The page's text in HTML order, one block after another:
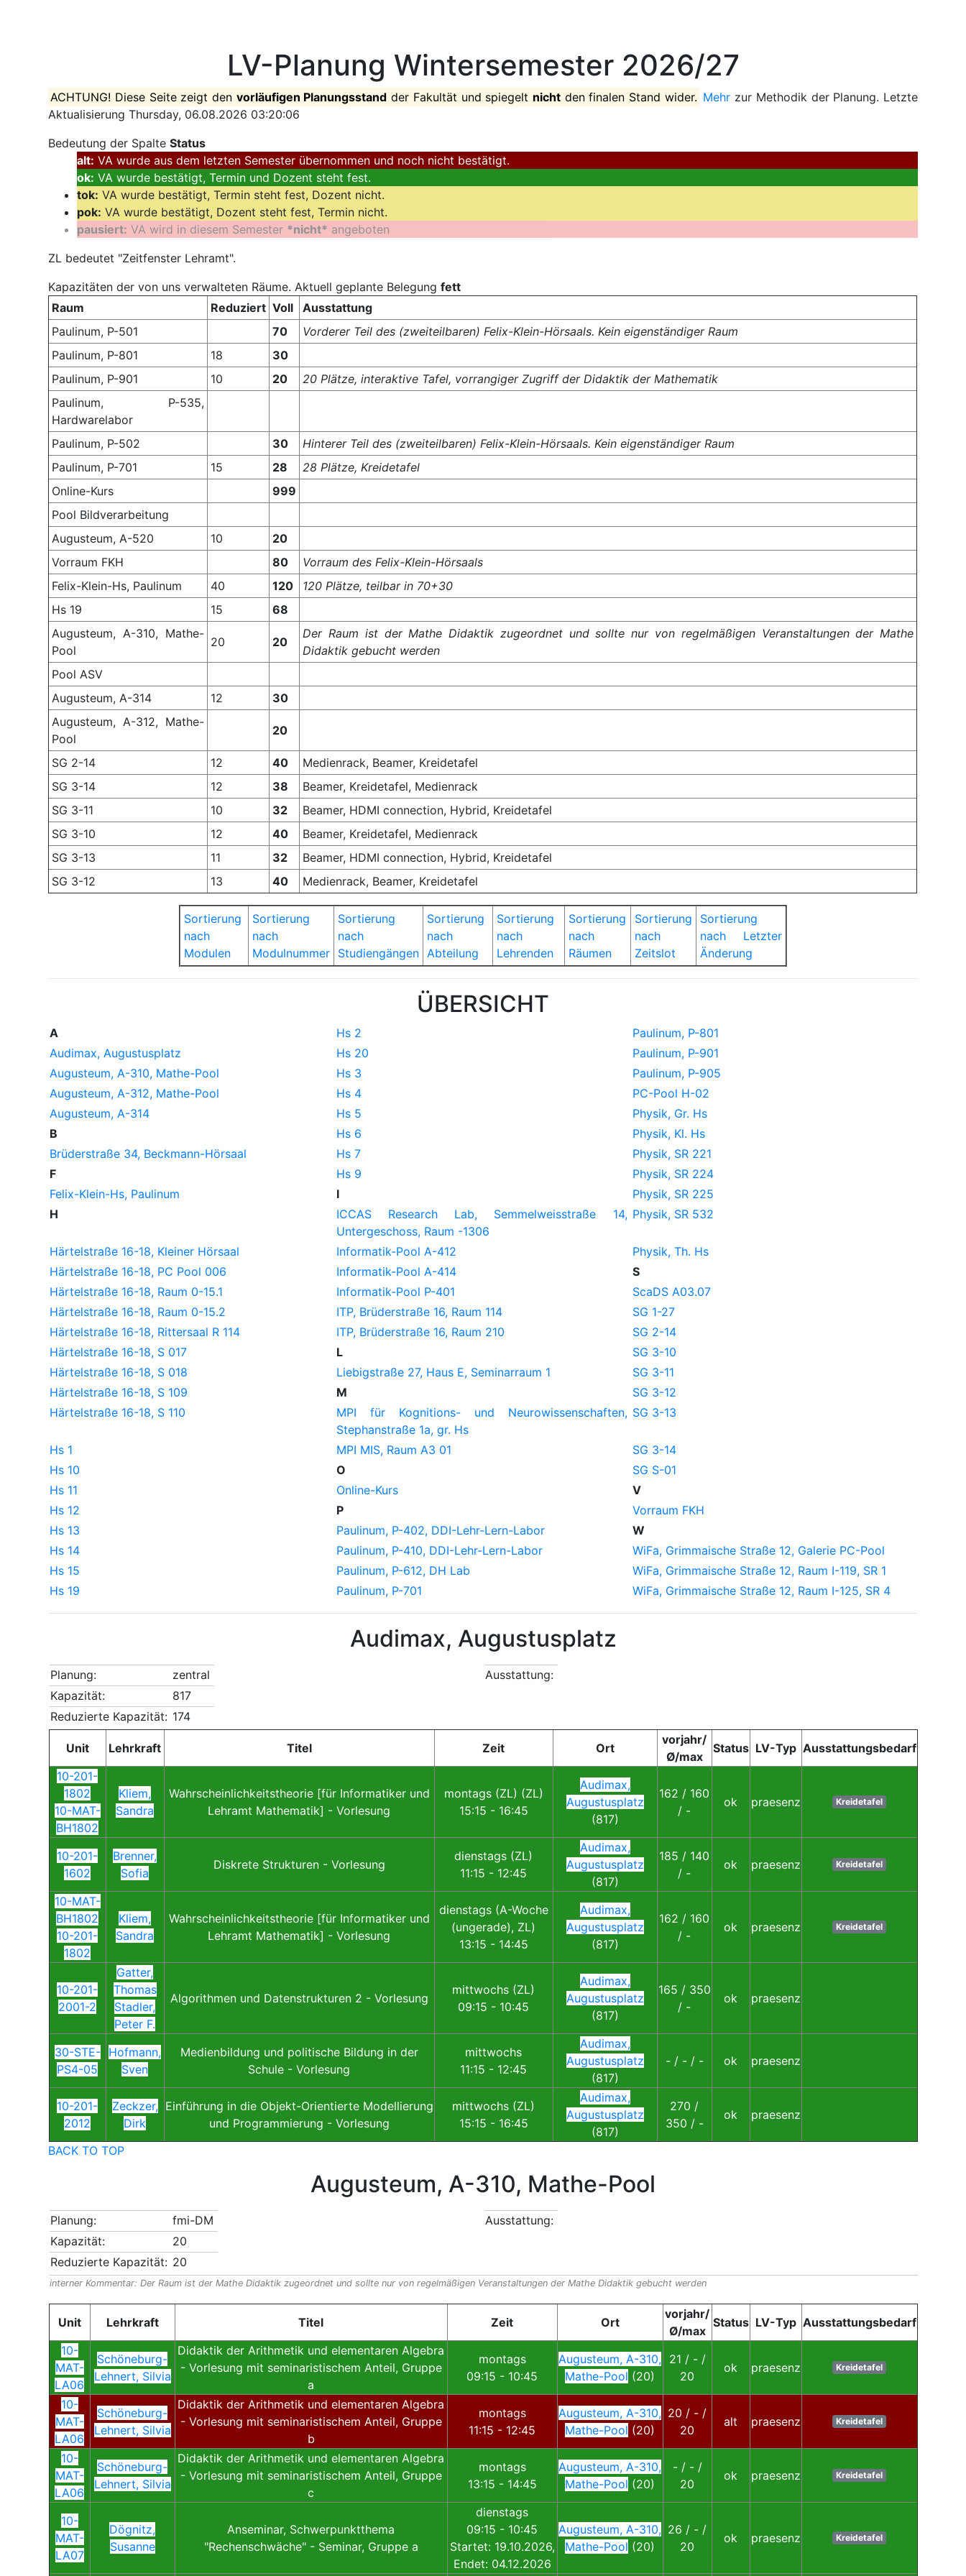
LV-Planung Wintersemester 2026/27
ACHTUNG! Diese Seite zeigt den vorläufigen Planungsstand der Fakultät und spiegelt nichtden finalen Stand wider. Mehr zur Methodik der Planung. Letzte
Aktualisierung Thursday, 06.08.2026 03:20:06
Bedeutung der SpalteStatus
alt: VA wurde aus dem letzten Semester übernommen und noch nicht bestätigt.
ok: VA wurde bestätigt, Termin und Dozent steht fest.
tok: VA wurde bestätigt, Termin steht fest, Dozent nicht.
pok: VA wurde bestätigt, Dozent steht fest, Termin nicht.
pausiert: VA wird in diesem Semester *nicht* angeboten
ZL bedeutet "Zeitfenster Lehramt".
Kapazitäten der von uns verwalteten Räume. Aktuell geplante Belegungfett
Raum
Reduziert Voll
Ausstattung
Paulinum, P-501
70
Vorderer Teil des (zweiteilbaren) Felix-Klein-Hörsaals. Kein eigenständiger Raum
Paulinum, P-801
18
30
Paulinum, P-901
10 20
20 Plätze, interaktive Tafel, vorrangiger Zugriff der Didaktik der Mathematik
Paulinum, P-535,
Hardwarelabor
Paulinum, P-502
30
Hinterer Teil des (zweiteilbaren) Felix-Klein-Hörsaals. Kein eigenständiger Raum
Paulinum, P-701
15 28
28 Plätze, Kreidetafel
Online-Kurs
999
Pool Bildverarbeitung
Augusteum, A-520
10
20
Vorraum FKH
80
Vorraum des Felix-Klein-Hörsaals
Felix-Klein-Hs, Paulinum
40 120
120 Plätze, teilbar in 70+30
Hs 19
15
68
Augusteum, A-310, Mathe-
Pool
20 20
Der Raum ist der Mathe Didaktik zugeordnet und sollte nur von regelmäßigen Veranstaltungen der Mathe
Didaktik gebucht werden
Pool ASV
Augusteum, A-314
12
30
Augusteum, A-312, Mathe-
Pool
20
SG 2-14 12 40
Medienrack, Beamer, Kreidetafel
SG 3-14
12 38
Beamer, Kreidetafel, Medienrack
SG 3-11
10 32
Beamer, HDMI connection, Hybrid, Kreidetafel
SG 3-10
12 40
Beamer, Kreidetafel, Medienrack
SG 3-13
11 32
Beamer, HDMI connection, Hybrid, Kreidetafel
SG 3-12
13 40 Medienrack, Beamer, Kreidetafel
Sortierung
nach
Modulen
Sortierung
nach
Modulnummer
Sortierung
nach
Studiengängen
Sortierung
nach
Abteilung
Sortierung
nach
Lehrenden
Sortierung
nach
Räumen
Sortierung
nach
Zeitslot
Sortierung
nach Letzter
Änderung
ÜBERSICHT
A Hs 2
Paulinum, P-801
Audimax, Augustusplatz
Hs 20
Paulinum, P-901
Augusteum, A-310, Mathe-Pool
Hs 3
Paulinum, P-905
Augusteum, A-312, Mathe-Pool
Hs 4
PC-Pool H-02
Augusteum, A-314
Hs 5
Physik, Gr. Hs
B
Hs 6
Physik, Kl. Hs
Brüderstraße 34, Beckmann-Hörsaal
Hs 7
Physik, SR 221
F
Hs 9
Physik, SR 224
Felix-Klein-Hs, Paulinum
I
Physik, SR 225
H
ICCAS Research Lab, Semmelweisstraße 14,
Untergeschoss, Raum -1306
Physik, SR 532
Härtelstraße 16-18, Kleiner Hörsaal Informatik-Pool A-412
Physik, Th. Hs
Härtelstraße 16-18, PC Pool 006
Informatik-Pool A-414
S
Härtelstraße 16-18, Raum 0-15.1
Informatik-Pool P-401
ScaDS A03.07
Härtelstraße 16-18, Raum 0-15.2
ITP, Brüderstraße 16, Raum 114
SG 1-27
Härtelstraße 16-18, Rittersaal R 114
ITP, Brüderstraße 16, Raum 210
SG 2-14
Härtelstraße 16-18, S 017
L
SG 3-10
Härtelstraße 16-18, S 018
Liebigstraße 27, Haus E, Seminarraum 1
SG 3-11
Härtelstraße 16-18, S 109
M
SG 3-12
Härtelstraße 16-18, S 110
MPI für Kognitions- und Neurowissenschaften,
Stephanstraße 1a, gr. Hs
SG 3-13
Hs 1 MPI MIS, Raum A3 01
SG 3-14
Hs 10
O
SG S-01
Hs 11
Online-Kurs
V
Hs 12
P
Vorraum FKH
Hs 13
Paulinum, P-402, DDI-Lehr-Lern-Labor
W
Hs 14
Paulinum, P-410, DDI-Lehr-Lern-Labor
WiFa, Grimmaische Straße 12, Galerie PC-Pool
Hs 15
Paulinum, P-612, DH Lab
WiFa, Grimmaische Straße 12, Raum I-119, SR 1
Hs 19
Paulinum, P-701 WiFa, Grimmaische Straße 12, Raum I-125, SR 4
Audimax, Augustusplatz
Planung:
zentral
Kapazität:
817
Reduzierte Kapazität: 174
Ausstattung:
Unit Lehrkraft Titel Zeit Ort
vorjahr/
Ø/max
Status LV-Typ Ausstattungsbedarf
10-201-
1802
10-MAT-
BH1802
Kliem,
Sandra
Wahrscheinlichkeitstheorie [für Informatiker und
Lehramt Mathematik] - Vorlesung
montags (ZL) (ZL)
15:15 - 16:45
Audimax,
Augustusplatz
(817)
162 / 160
/ -
ok praesenz Kreidetafel
10-201-
1602
Brenner,
Sofia
Diskrete Strukturen - Vorlesung
dienstags (ZL)
11:15 - 12:45
Audimax,
Augustusplatz
(817)
185 / 140
/ -
ok praesenz Kreidetafel
10-MAT-
BH1802
10-201-
1802
Kliem,
Sandra
Wahrscheinlichkeitstheorie [für Informatiker und
Lehramt Mathematik] - Vorlesung
dienstags (A-Woche
(ungerade), ZL)
13:15 - 14:45
Audimax,
Augustusplatz
(817)
162 / 160
/ -
ok praesenz Kreidetafel
10-201-
2001-2
Gatter,
Thomas
Stadler,
Peter F.
Algorithmen und Datenstrukturen 2 - Vorlesung
mittwochs (ZL)
09:15 - 10:45
Audimax,
Augustusplatz
(817)
165 / 350
/ -
ok praesenz
30-STE-
PS4-05
Hofmann,
Sven
Medienbildung und politische Bildung in der
Schule - Vorlesung
mittwochs
11:15 - 12:45
Audimax,
Augustusplatz
(817)
- / - / - ok praesenz
10-201-
2012
Zeckzer,
Dirk
Einführung in die Objekt-Orientierte Modellierung
und Programmierung - Vorlesung
mittwochs (ZL)
15:15 - 16:45
Audimax,
Augustusplatz
(817)
270 /
350 / -
ok praesenz
BACK TO TOP
Augusteum, A-310, Mathe-Pool
Planung:
fmi-DM
Kapazität:
20
Reduzierte Kapazität: 20
Ausstattung:
interner Kommentar: Der Raum ist der Mathe Didaktik zugeordnet und sollte nur von regelmäßigen Veranstaltungen der Mathe Didaktik gebucht werden
Unit Lehrkraft Titel Zeit Ort
vorjahr/
Ø/max
Status LV-Typ Ausstattungsbedarf
10-
MAT-
LA06
Schöneburg-
Lehnert, Silvia
Didaktik der Arithmetik und elementaren Algebra
- Vorlesung mit seminaristischem Anteil, Gruppe
a
montags
09:15 - 10:45
Augusteum, A-310,
Mathe-Pool (20)
21 / - /
20
ok praesenz Kreidetafel
10-
MAT-
LA06
Schöneburg-
Lehnert, Silvia
Didaktik der Arithmetik und elementaren Algebra
- Vorlesung mit seminaristischem Anteil, Gruppe
b
montags
11:15 - 12:45
Augusteum, A-310,
Mathe-Pool (20)
20 / - /
20
alt praesenz Kreidetafel
10-
MAT-
LA06
Schöneburg-
Lehnert, Silvia
Didaktik der Arithmetik und elementaren Algebra
- Vorlesung mit seminaristischem Anteil, Gruppe
c
montags
13:15 - 14:45
Augusteum, A-310,
Mathe-Pool (20)
- / - /
20
ok praesenz Kreidetafel
10-
MAT-
LA07
Dögnitz,
Susanne
Anseminar, Schwerpunktthema
"Rechenschwäche" - Seminar, Gruppe a
dienstags
09:15 - 10:45
Startet: 19.10.2026,
Endet: 04.12.2026
Augusteum, A-310,
Mathe-Pool (20)
26 / - /
20
ok praesenz Kreidetafel